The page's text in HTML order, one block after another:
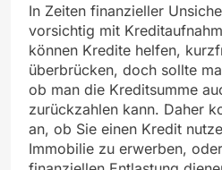
In Zeiten finanzieller
vorsichtig mit
können Kredite helfen,
überbrücken, doch sollte
ob man die Kreditsumme
zurückzahlen kann. Daher
an, ob Sie einen Kredit
Immobilie zu erwerben,